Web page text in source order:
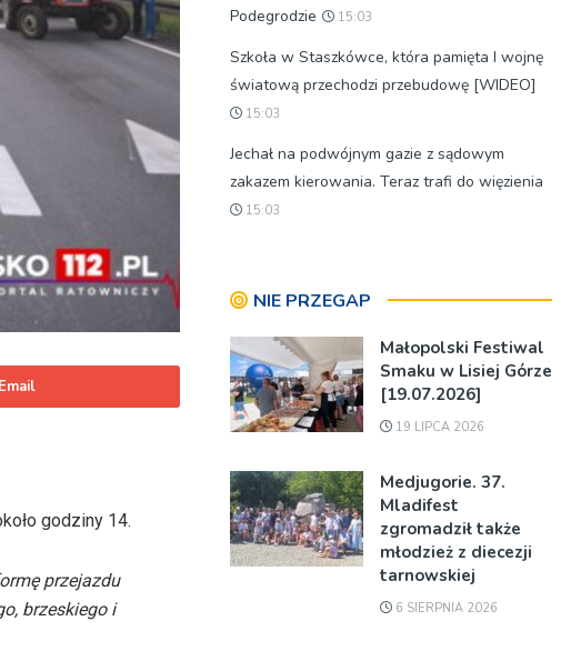
Email
godziny 14.
przejazdu
brzeskiego i
Podegrodzie
15:03
Szkoła w Staszkówce, która pamięta I wojnę
światową przechodzi przebudowę [WIDEO]
15:03
Jechał na podwójnym gazie z sądowym
zakazem kierowania. Teraz trafi do więzienia
15:03
NIE PRZEGAP
Małopolski Festiwal
Smaku w Lisiej Górze
[19.07.2026]
19 LIPCA 2026
Medjugorie. 37.
Mladifest
zgromadził także
młodzież z diecezji
tarnowskiej
6 SIERPNIA 2026